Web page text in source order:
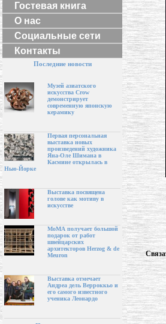
Гостевая книга
О нас
Социальные сети
Контакты
Последние новости
Музей азиатского
искусства Crow
демонстрирует
современную японскую
керамику
Первая персональная
выставка новых
произведений художника
Яна-Оле Шимана в
Касмине открылась в
Нью-Йорке
Выставка посвящена
голове как мотиву в
искусстве
МоМА получает большой
подарок от работ
швейцарских
архитекторов Herzog & de
Meuron
Выставка отмечает
Андреа дель Верроккьо и
его самого известного
ученика Леонардо